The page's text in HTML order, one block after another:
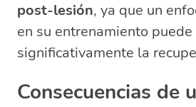
post-lesión, ya que un
en su entrenamiento
significativamente la
Consecuencias de